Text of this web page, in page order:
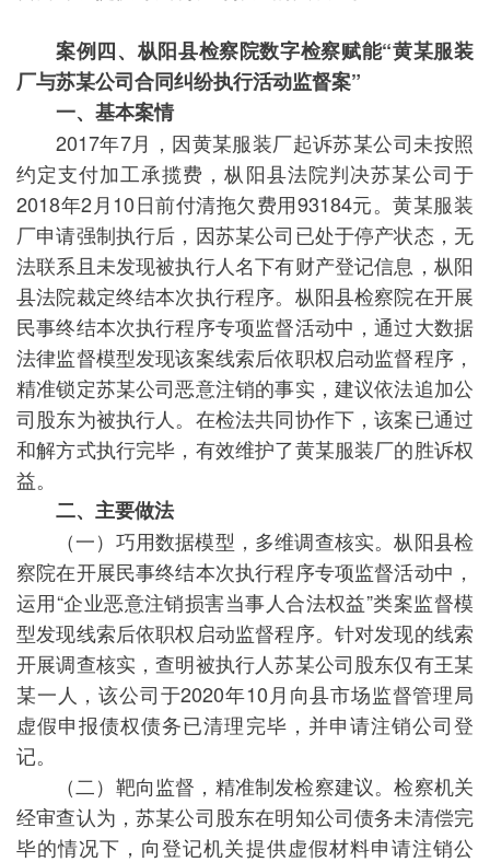
案例四、枞阳县检察院数字检察赋能“黄某服装
厂与苏某公司合同纠纷执行活动监督案”
一、基本案情
2017年7月，因黄某服装厂起诉苏某公司未按照
约定支付加工承揽费，枞阳县法院判决苏某公司于
2018年2月10日前付清拖欠费用93184元。黄某服装
厂申请强制执行后，因苏某公司已处于停产状态，无
法联系且未发现被执行人名下有财产登记信息，枞阳
县法院裁定终结本次执行程序。枞阳县检察院在开展
民事终结本次执行程序专项监督活动中，通过大数据
法律监督模型发现该案线索后依职权启动监督程序，
精准锁定苏某公司恶意注销的事实，建议依法追加公
司股东为被执行人。在检法共同协作下，该案已通过
和解方式执行完毕，有效维护了黄某服装厂的胜诉权
益。
二、主要做法
（一）巧用数据模型，多维调查核实。枞阳县检
察院在开展民事终结本次执行程序专项监督活动中，
运用“企业恶意注销损害当事人合法权益”类案监督模
型发现线索后依职权启动监督程序。针对发现的线索
开展调查核实，查明被执行人苏某公司股东仅有王某
某一人，该公司于2020年10月向县市场监督管理局
虚假申报债权债务已清理完毕，并申请注销公司登
记。
（二）靶向监督，精准制发检察建议。检察机关
经审查认为，苏某公司股东在明知公司债务未清偿完
毕的情况下，向登记机关提供虚假材料申请注销公